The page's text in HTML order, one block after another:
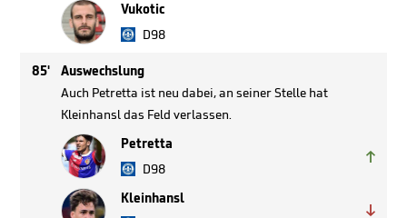
Vukotic
D98
85'
Auswechslung
Auch Petretta ist neu dabei, an seiner Stelle hat
Kleinhansl das Feld verlassen.
Petretta
D98

Kleinhansl
